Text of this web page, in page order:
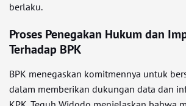
berlaku.
Proses Penegakan Hukum dan
Terhadap BPK
BPK menegaskan komitmennya untuk
dalam memberikan dukungan data dan